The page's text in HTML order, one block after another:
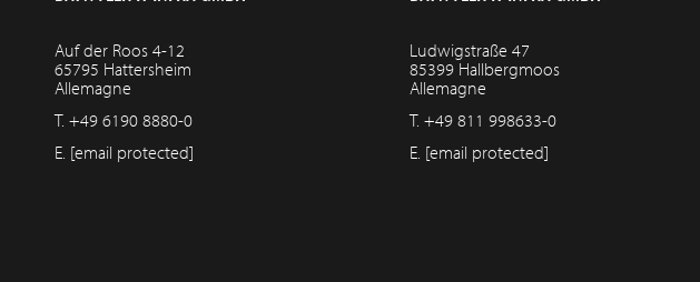
Auf der Roos 4-12
65795 Hattersheim
Allemagne
T. +49 6190 8880-0
E. [email protected]
Ludwigstraße 47
85399 Hallbergmoos
Allemagne
T. +49 811 998633-0
E. [email protected]